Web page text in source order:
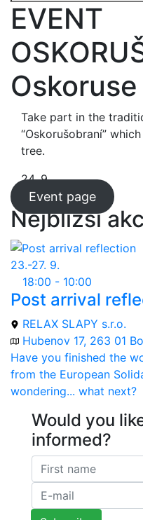
EVENT
Take part in the
“Oskorušobraní”
tree.
24. 9.
Event page
Nejbližší
23.-27. 9.
18:00 - 10:00
Post arrival
RELAX SLAPY s.r.o.
Hubenov 17, 263 01
Have you finished the
from the European
wondering... what next?
Would you
informed?